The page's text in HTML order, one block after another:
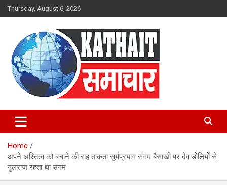
Skip
to
Thursday, August 6, 2026
Kathait Samachar – Latest
Uttarakhand News in Hindi,
Uttarakhand News Headlines
Home
अपने अस्तित्व को बचाने की राह ताकता सूर्यप्रयाग संगम बैसाखी पर देव डोलियों से
गुलराज रहता था संगम